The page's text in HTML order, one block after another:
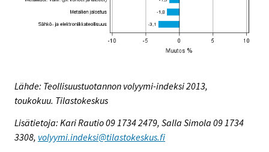
Lähde: Teollisuustuotannon volyymi-indeksi 2013,
toukokuu. Tilastokeskus
Lisätietoja: Kari Rautio 09 1734 2479, Salla Simola 09 1734
3308, volyymi.indeksi@tilastokeskus.fi